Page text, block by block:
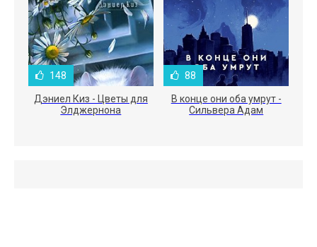
148
Дэниел Киз - Цветы для
Элджернона
88
В конце они оба умрут -
Сильвера Адам